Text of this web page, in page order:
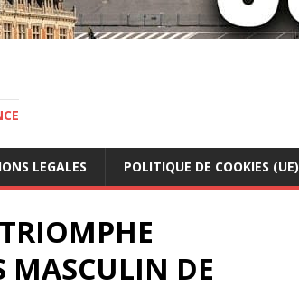
LEGALES POLITIQUE DE COOKIES (UE)
MASCULIN DE